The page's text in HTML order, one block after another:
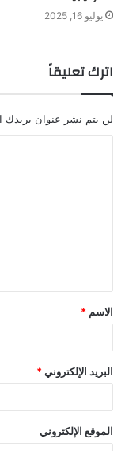
يوليو 16, 2025
اترك تعليقاً
لن يتم نشر عنوان بريدك
ق
*
الاسم *
البريد الإلكتروني *
الموقع الإلكتروني